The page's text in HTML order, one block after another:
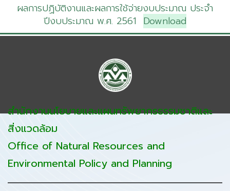
ผลการปฏิบัติงานและผลการใช้จ่ายงบประมาณ ประจำ
ปีงบประมาณ พ.ศ. 2561 Download
สำนักงานนโยบายและแผนทรัพยากรธรรมชาติและ
สิ่งแวดล้อม
Office of Natural Resources and
Environmental Policy and Planning